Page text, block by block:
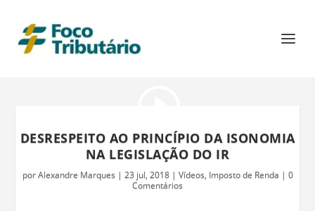
DESRESPEITO AO PRINCÍPIO DA ISONOMIA
NA LEGISLAÇÃO DO IR
porAlexandre Marques | 23 jul, 2018| Vídeos, Imposto de Renda | 0
Comentários